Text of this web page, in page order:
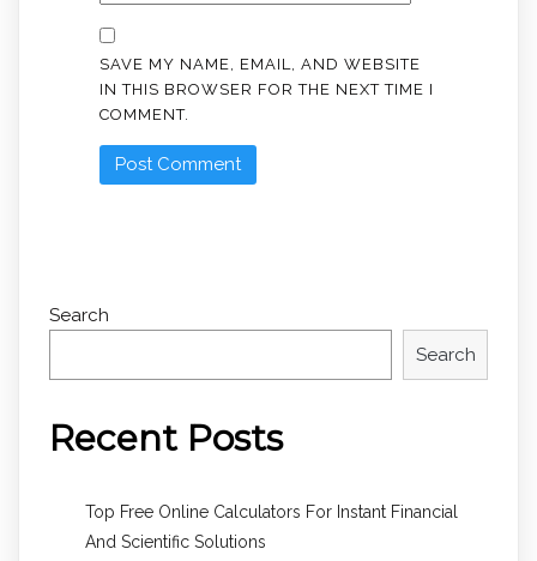
SAVE MY NAME, EMAIL, AND WEBSITE
IN THIS BROWSER FOR THE NEXT TIME I
COMMENT.
Search
Search
Recent Posts
Top Free Online Calculators For Instant Financial
And Scientific Solutions